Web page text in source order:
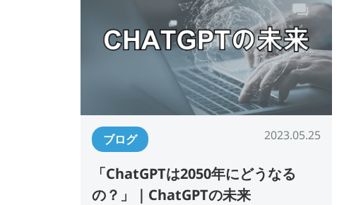
ブログ 2023.05.25
「ChatGPTは2050年にどうなる
の？」｜ChatGPTの未来